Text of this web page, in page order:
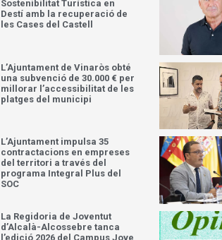
Sostenibilitat Turística en
Destí amb la recuperació de
les Cases del Castell
L’Ajuntament de Vinaròs obté
una subvenció de 30.000 € per
millorar l’accessibilitat de les
platges del municipi
L’Ajuntament impulsa 35
contractacions en empreses
del territori a través del
programa Integral Plus del
SOC
La Regidoria de Joventut
d’Alcalà-Alcossebre tanca
l’edició 2026 del Campus Jove